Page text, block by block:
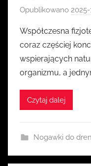
Opublikowano 2025-
Współczesna
coraz częściej
wspierających
organizmu, a
Czytaj dalej
Nogawki do